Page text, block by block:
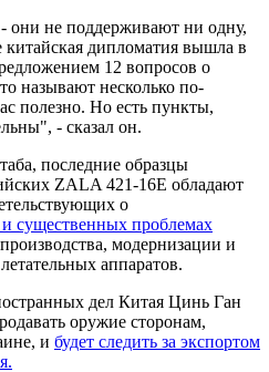
они не поддерживают ни одну,
дипломатия вышла в
12 вопросов о
называют несколько по-
полезно. Но есть пункты,
- сказал он.
последние образцы
ZALA 421-16E обладают
о
и существенных проблемах
модернизации и
аппаратов.
дел Китая Цинь Ган
оружие сторонам,
и будет следить за экспортом